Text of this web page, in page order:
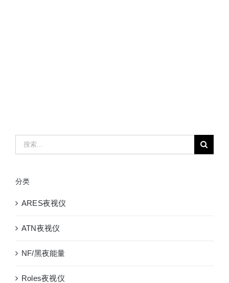
索：
分类
ARES夜视仪
ATN夜视仪
NF/黑夜能量
Roles夜视仪